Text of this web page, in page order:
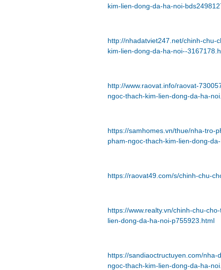
kim-lien-dong-da-ha-noi-
http://nhadatviet247.net/chinh-
kim-lien-dong-da-ha-noi--
http://www.raovat.info/raovat-
ngoc-thach-kim-lien-dong-da-ha-
https://samhomes.vn/thue/nha-tro-
pham-ngoc-thach-kim-lien-dong-
https://raovat49.com/s/chinh-chu-
https://www.realty.vn/chinh-chu-
lien-dong-da-ha-noi-p755923.html
https://sandiaoctructuyen.com/
ngoc-thach-kim-lien-dong-da-ha-